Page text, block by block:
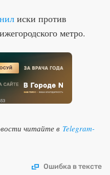
иски против
метро.
читайте в Telegram-
Ошибка в тексте